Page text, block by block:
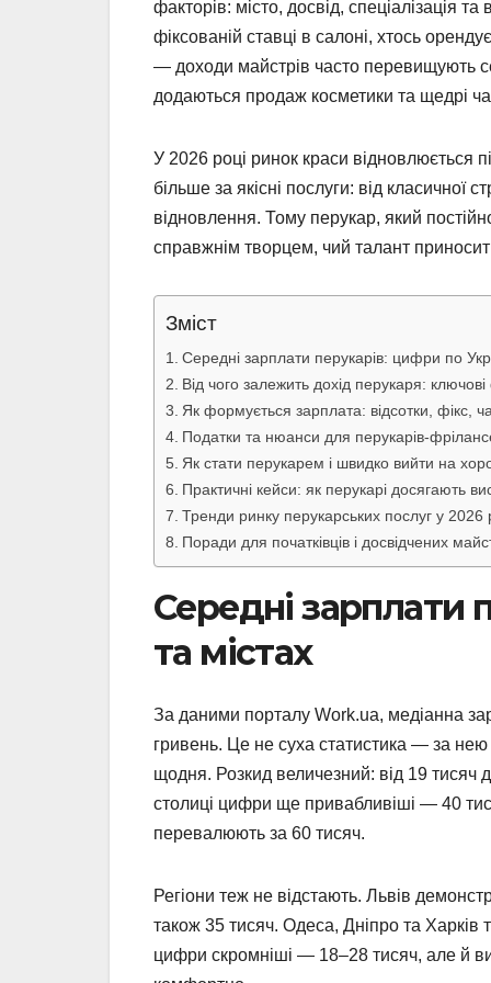
факторів: місто, досвід, спеціалізація
фіксованій ставці в салоні, хтось
— доходи майстрів часто перевищують
додаються продаж косметики та щедрі
У 2026 році ринок краси відновлюється
більше за якісні послуги: від класичної
відновлення. Тому перукар, який
справжнім творцем, чий талант
Зміст
Середні зарплати перукарів: цифри по
Від чого залежить дохід перукаря:
Як формується зарплата: відсотки, фікс,
Податки та нюанси для перукарів-
Як стати перукарем і швидко вийти на
Практичні кейси: як перукарі досягають
Тренди ринку перукарських послуг у 2026
Поради для початківців і досвідчених
Середні зарплати
та містах
За даними порталу Work.ua, медіанна
гривень. Це не суха статистика — за нею
щодня. Розкид величезний: від 19 тисяч
столиці цифри ще привабливіші — 40
перевалюють за 60 тисяч.
Регіони теж не відстають. Львів
також 35 тисяч. Одеса, Дніпро та Харків
цифри скромніші — 18–28 тисяч, але й